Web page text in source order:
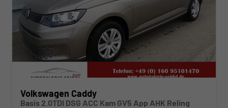
Volkswagen Caddy
Basis 2.0TDI DSG ACC Kam GV5 App AHK Reling